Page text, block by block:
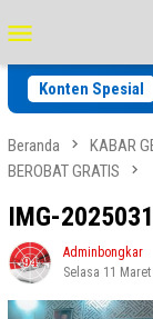
ke
kontenMobile
Konten Spesial
Beranda
KABAR
BEROBAT GRATIS
IMG-
Adminbongkar
Selasa 11 Maret